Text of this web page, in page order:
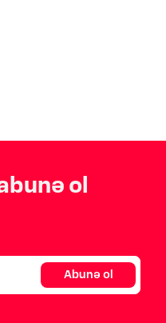
ol
Abunə ol